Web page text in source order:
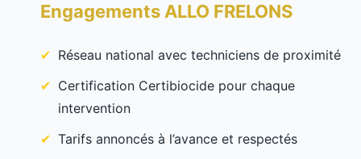
Engagements ALLO FRELONS
Réseau national avec techniciens de proximité
Certification Certibiocide pour chaque
intervention
Tarifs annoncés à l’avance et respectés